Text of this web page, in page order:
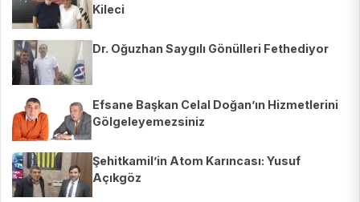
Kileci
Dr. Oğuzhan Saygılı Gönülleri Fethediyor
Efsane Başkan Celal Doğan’ın Hizmetlerini
Gölgeleyemezsiniz
Şehitkamil’in Atom Karıncası: Yusuf
Açıkgöz